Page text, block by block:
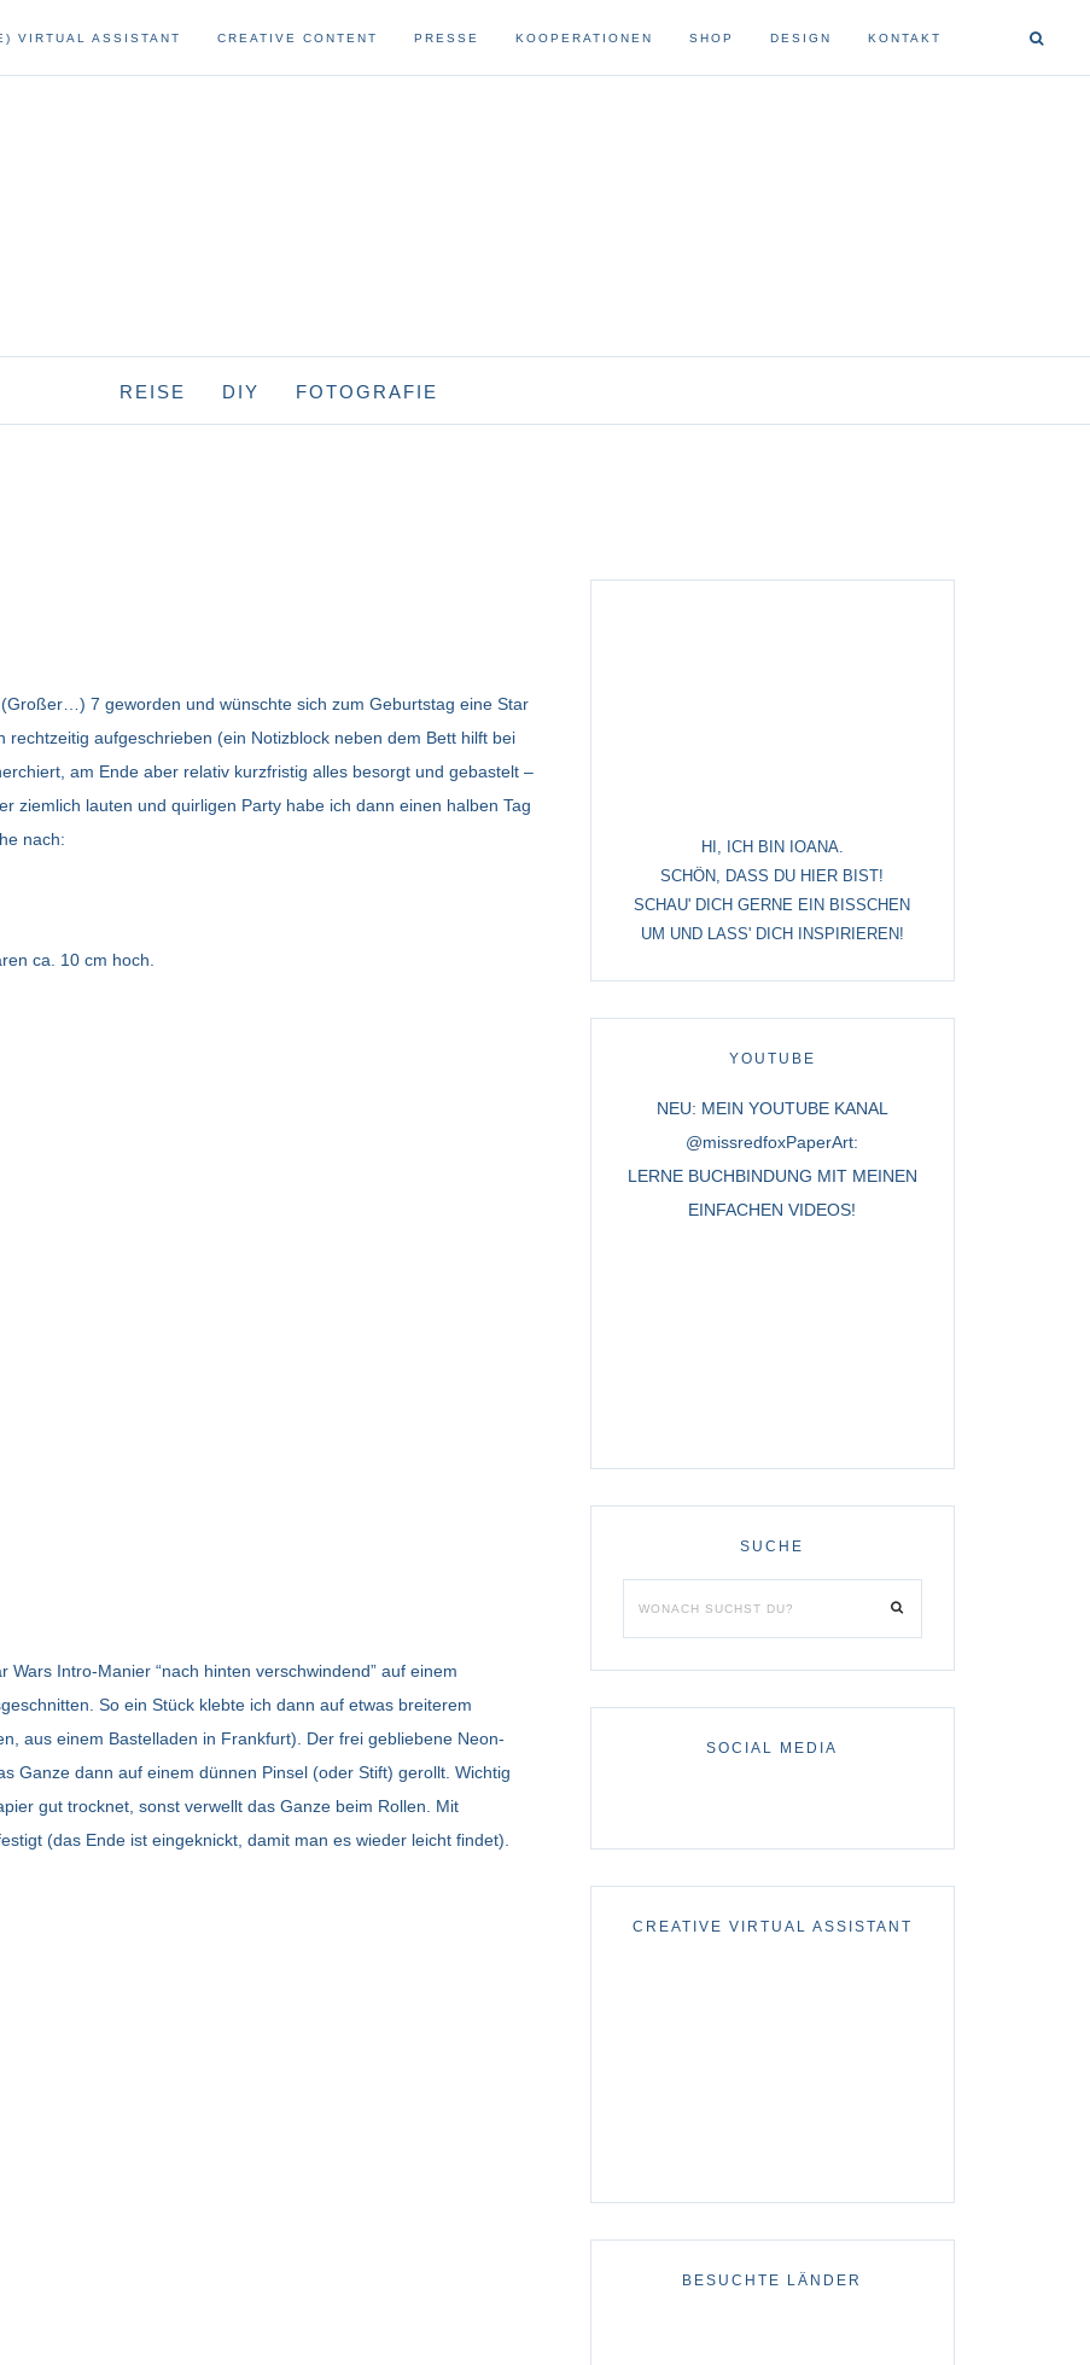
VIRTUAL ASSISTANT CREATIVE CONTENT PRESSE KOOPERATIONEN SHOP DESIGN KONTAKT
REISE
england
frankreich
usa
ozeanien australien
reisen planen &
DIY
origami
deko & praktisches
FOTOGRAFIE
7 geworden und wünschte sich zum Geburtstag eine Star
aufgeschrieben (ein Notizblock neben dem Bett hilft bei
am Ende aber relativ kurzfristig alles besorgt und gebastelt –
ziemlich lauten und quirligen Party habe ich dann einen halben Tag
nach:
ca. 10 cm hoch.
Intro-Manier “nach hinten verschwindend” auf einem
So ein Stück klebte ich dann auf etwas breiterem
aus einem Bastelladen in Frankfurt). Der frei gebliebene Neon-
Ganze dann auf einem dünnen Pinsel (oder Stift) gerollt. Wichtig
gut trocknet, sonst verwellt das Ganze beim Rollen. Mit
(das Ende ist eingeknickt, damit man es wieder leicht findet).
HI, ICH BIN IOANA.
SCHÖN, DASS DU HIER BIST!
SCHAU' DICH GERNE EIN BISSCHEN
UM UND LASS' DICH INSPIRIEREN!
YOUTUBE
NEU: MEIN YOUTUBE KANAL
@missredfoxPaperArt:
LERNE BUCHBINDUNG MIT MEINEN
EINFACHEN VIDEOS!
SUCHE
SOCIAL MEDIA
CREATIVE VIRTUAL ASSISTANT
BESUCHTE LÄNDER